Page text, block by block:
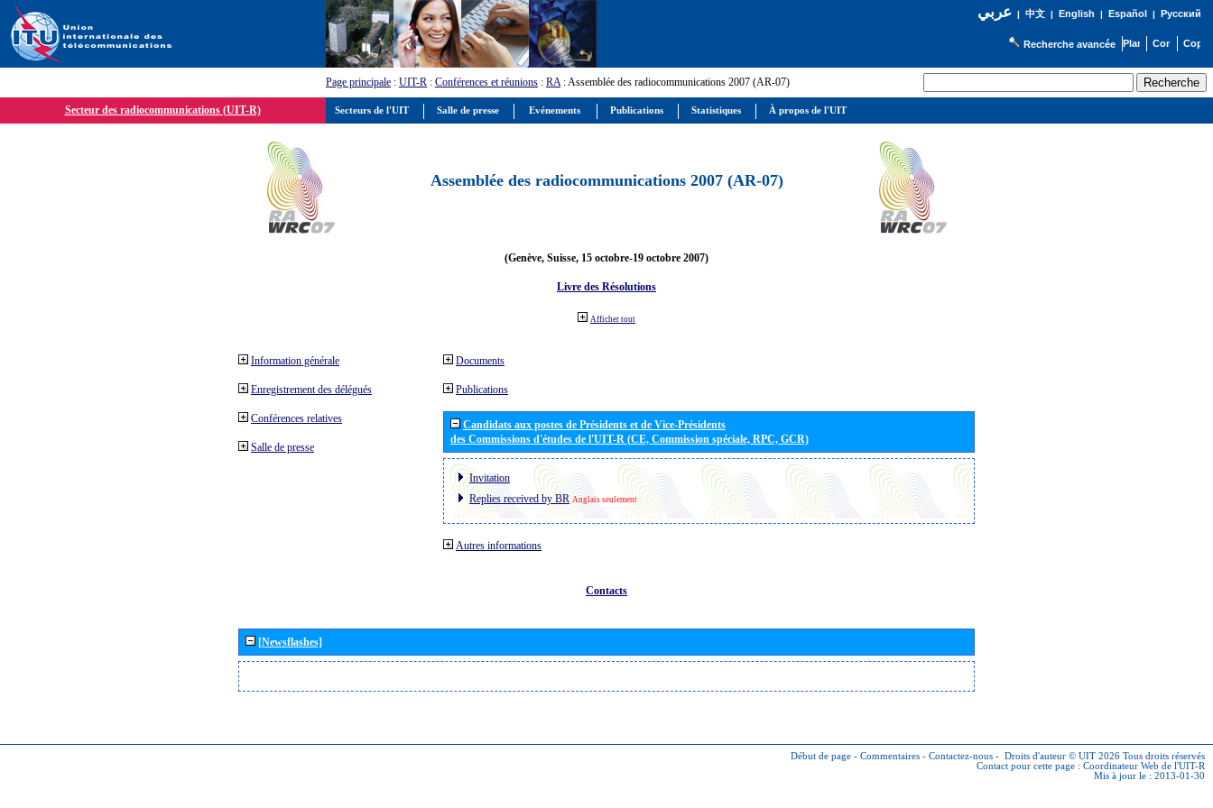
عربي| 中文| English | Español | Русский
Recherche avancée
Page principale : UIT-R : Conférences et réunions : RA: Assemblée des radiocommunications 2007 (AR-07)
Secteur des radiocommunications (UIT-R)
Assemblée des radiocommunications 2007 (AR-07)
(Genève, Suisse, 15 octobre-19 octobre 2007)
Livre des Résolutions
Afficher tout
Information générale
Enregistrement des délégués
Conférences relatives
Salle de presse
Documents
Publications
Candidats aux postes de Présidents et de Vice-Présidents
des Commissions d'études de l'UIT-R (CE, Commission spéciale, RPC, GCR)
Invitation
Replies received by BR Anglais seulement
Autres informations
Contacts
[Newsflashes]
Début de page - Commentaires - Contactez-nous - Droits d'auteur © UIT 2026 Tous droits réservés
Contact pour cette page : Coordinateur Web de l'UIT-R
Mis à jour le : 2013-01-30
Secteurs de l'UIT Salle de presse Evénements Publications Statistiques À propos de l'UIT